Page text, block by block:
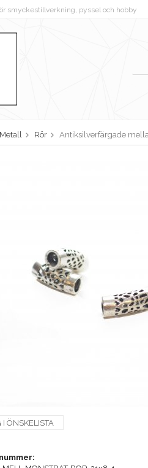
smyckestillverkning, pyssel och hobby
Metall Rör Antiksilverfärgade
I ÖNSKELISTA